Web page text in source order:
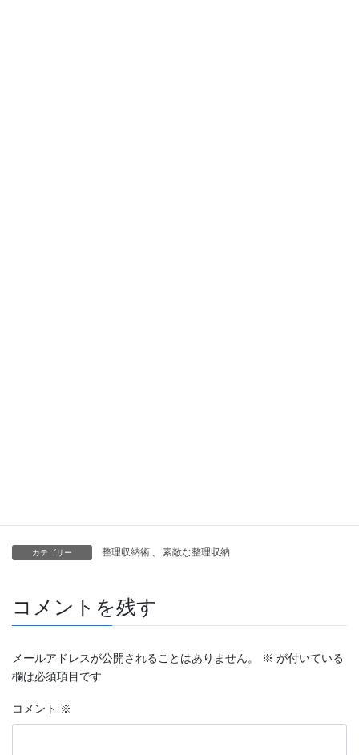
カテゴリー 整理収納術 素敵な整理収納
コメントを残す
メールアドレスが公開されることはありません。 ※ が付いている
欄は必須項目です
コメント ※